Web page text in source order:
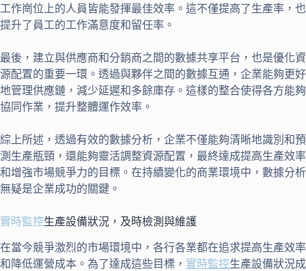
工作崗位上的人員皆能發揮最佳效率。這不僅提高了生產率，也
提升了員工的工作滿意度和留任率。
最後，建立與供應商和分銷商之間的數據共享平台，也是優化資
源配置的重要一環。透過與夥伴之間的數據互通，企業能夠更好
地管理供應鏈，減少延遲和多餘庫存。這樣的整合使得各方能夠
協同作業，提升整體運作效率。
綜上所述，透過有效的數據分析，企業不僅能夠清晰地識別和預
測生產瓶頸，還能夠靈活調整資源配置，最終達成提高生產效率
和增強市場競爭力的目標。在持續變化的商業環境中，數據分析
無疑是企業成功的關鍵。
實時監控生產設備狀況，及時檢測與維護
在當今競爭激烈的市場環境中，各行各業都在追求提高生產效率
和降低運營成本。為了達成這些目標， 實時監控生產設備狀況成